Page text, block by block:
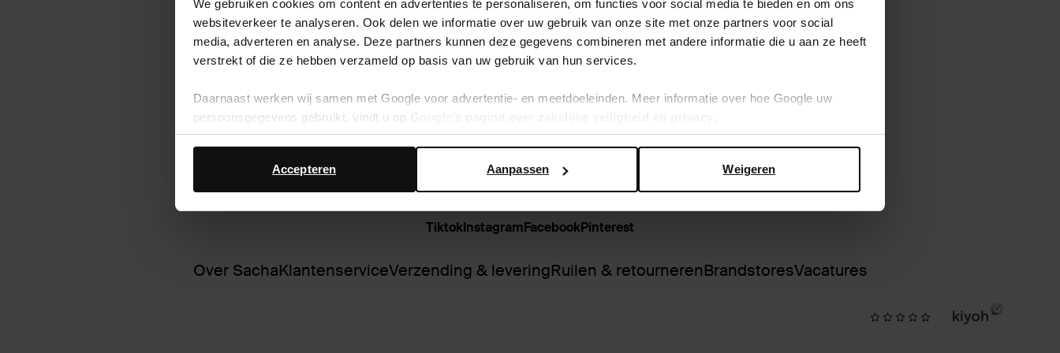
We gebruiken cookies om content en advertenties te personaliseren, om functies voor social media te bieden en om ons
websiteverkeer te analyseren. Ook delen we informatie over uw gebruik van onze site met onze partners voor social
media, adverteren en analyse. Deze partners kunnen deze gegevens combineren met andere informatie die u aan ze heeft
verstrekt of die ze hebben verzameld op basis van uw gebruik van hun services.
Daarnaast werken wij samen met Google voor advertentie- en meetdoeleinden. Meer informatie over hoe Google uw
persoonsgegevens gebruikt, vindt u op
Weigeren
Aanpassen
Accepteren
Over SachaKlantenserviceVerzending & leveringRuilen & retournerenBrandstoresVacatures
TiktokInstagramFacebookPinterest